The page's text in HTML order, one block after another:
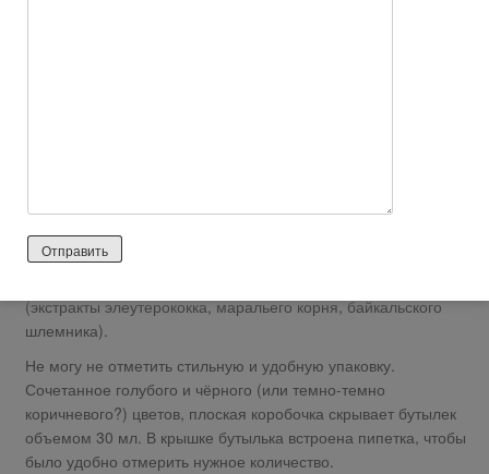
вода, клеточный концентрат сибирской пихты BioEffective™
by Prenolica®, растительный комплекс СoreNRG (экстракты
красной щетки, курильского чая, чабреца, зверобоя, солянки
(экстракты элеутерококка, маральего корня, байкальского
шлемника).
Не могу не отметить стильную и удобную упаковку.
Сочетанное голубого и чёрного (или темно-темно
коричневого?) цветов, плоская коробочка скрывает бутылек
объемом 30 мл. В крышке бутылька встроена пипетка, чтобы
было удобно отмерить нужное количество.